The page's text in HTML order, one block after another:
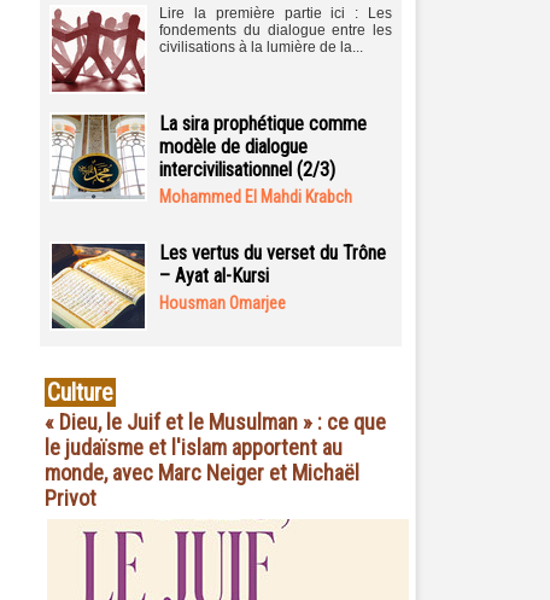
Lire la première partie ici : Les
fondements du dialogue entre les
civilisations à la lumière de la...
La sira prophétique comme
modèle de dialogue
intercivilisationnel (2/3)
Mohammed El Mahdi Krabch
Les vertus du verset du Trône
– Ayat al-Kursi
Housman Omarjee
Culture
« Dieu, le Juif et le Musulman » : ce que
le judaïsme et l'islam apportent au
monde, avec Marc Neiger et Michaël
Privot